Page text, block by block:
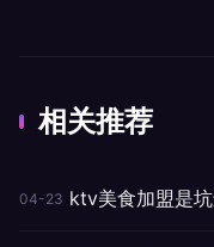
相关推荐
04-23 ktv美食加盟是